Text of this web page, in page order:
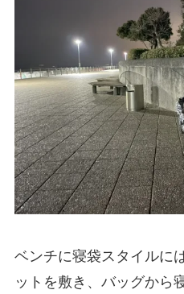
ベンチに寝袋スタイルに
ットを敷き、バッグから